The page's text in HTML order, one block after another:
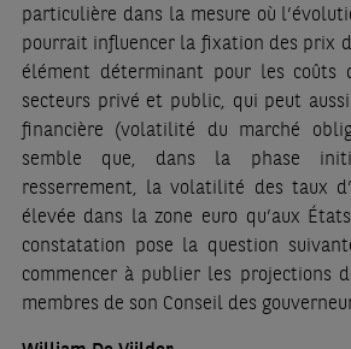
particulière dans la mesure où
pourrait influencer la fixation des prix
élément déterminant pour les coûts
secteurs privé et public, qui peut
financière (volatilité du marché
semble que, dans la phase
resserrement, la volatilité des taux
élevée dans la zone euro qu’aux
constatation pose la question
commencer à publier les projections
membres de son Conseil des